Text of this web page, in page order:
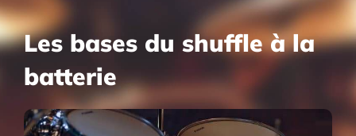
Les bases du shuffle à la
batterie